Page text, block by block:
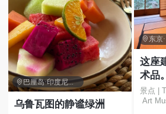
 巴厘岛·印度尼西亚
乌鲁瓦图的静谧绿洲
 东京
这座
术品
博物
赏花
景点 |
Art